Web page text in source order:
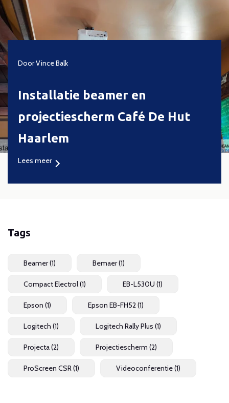
DoorVince Balk
Installatie beamer en
projectiescherm Café De Hut
Haarlem
Lees meer
Tags
Beamer(1) Bemaer(1)
Compact Electrol(1) EB-L530U (1)
Epson (1) Epson EB-FH52(1)
Logitech (1) Logitech Rally Plus (1)
Projecta(2) Projectiescherm (2)
ProScreen CSR(1) Videoconferentie(1)